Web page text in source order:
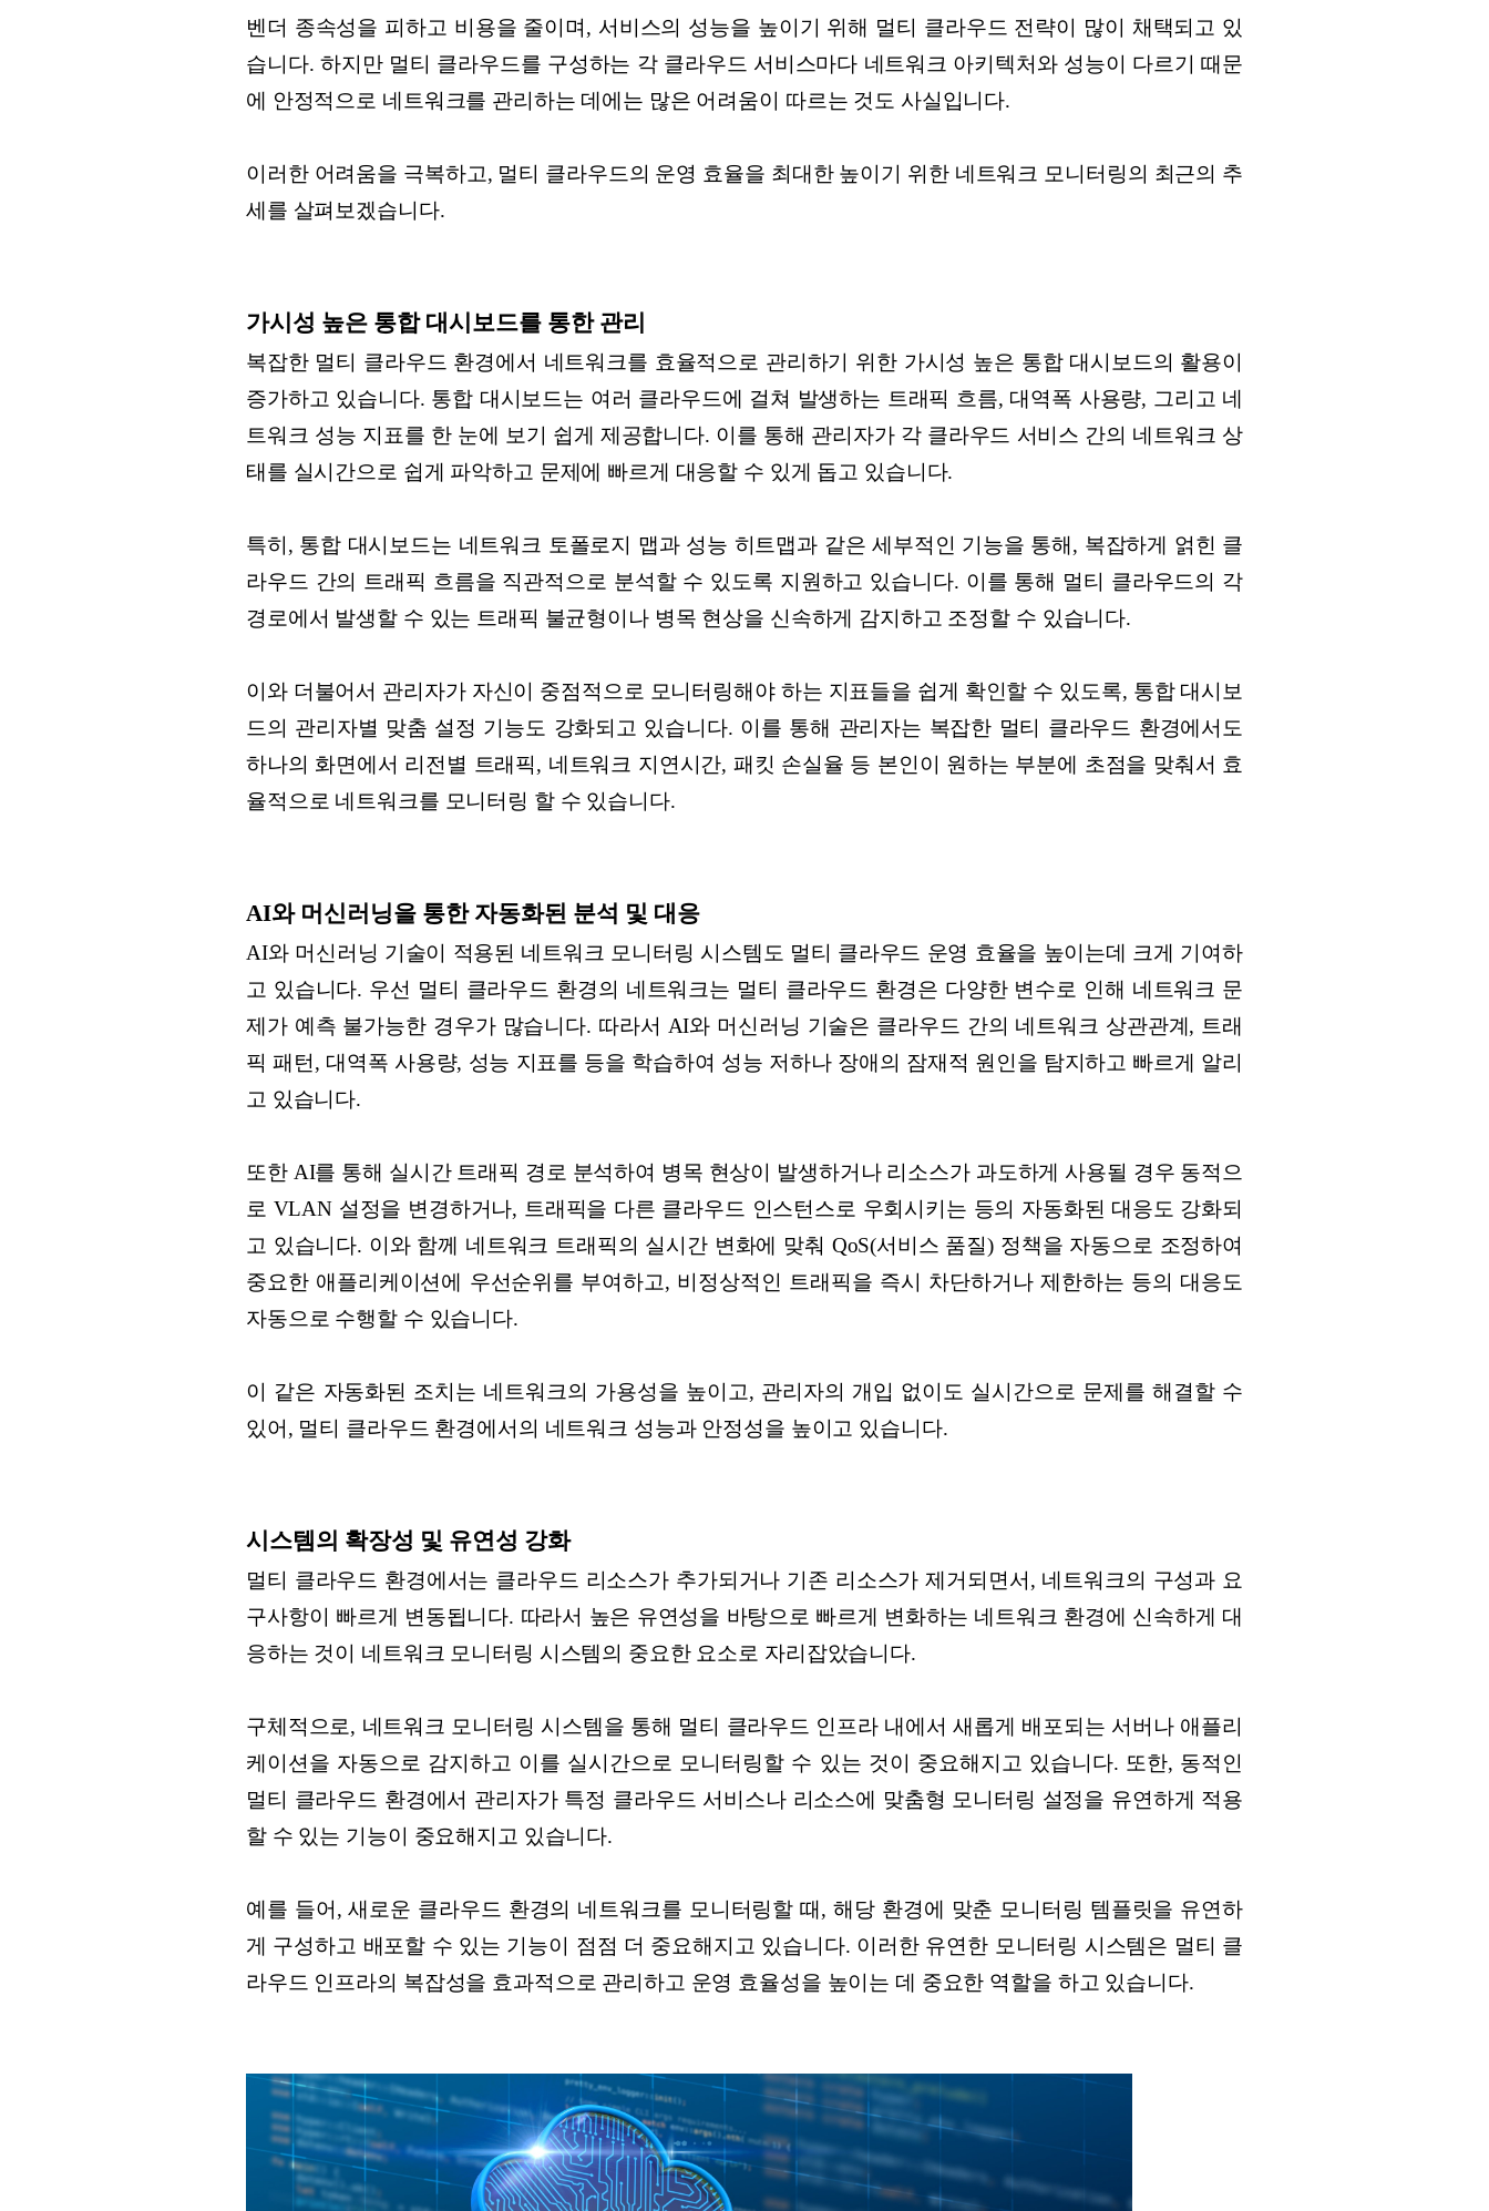
벤더 종속성을 피하고 비용을 줄이며, 서비스의 성능을 높이기 위해 멀티 클라우드 전략이 많이 채택되고 있
습니다. 하지만 멀티 클라우드를 구성하는 각 클라우드 서비스마다 네트워크 아키텍처와 성능이 다르기 때문
에 안정적으로 네트워크를 관리하는 데에는 많은 어려움이 따르는 것도 사실입니다.
이러한 어려움을 극복하고, 멀티 클라우드의 운영 효율을 최대한 높이기 위한 네트워크 모니터링의 최근의 추
세를 살펴보겠습니다.
가시성 높은 통합 대시보드를 통한 관리
복잡한 멀티 클라우드 환경에서 네트워크를 효율적으로 관리하기 위한 가시성 높은 통합 대시보드의 활용이
증가하고 있습니다. 통합 대시보드는 여러 클라우드에 걸쳐 발생하는 트래픽 흐름, 대역폭 사용량, 그리고 네
트워크 성능 지표를 한 눈에 보기 쉽게 제공합니다. 이를 통해 관리자가 각 클라우드 서비스 간의 네트워크 상
태를 실시간으로 쉽게 파악하고 문제에 빠르게 대응할 수 있게 돕고 있습니다.
특히, 통합 대시보드는 네트워크 토폴로지 맵과 성능 히트맵과 같은 세부적인 기능을 통해, 복잡하게 얽힌 클
라우드 간의 트래픽 흐름을 직관적으로 분석할 수 있도록 지원하고 있습니다. 이를 통해 멀티 클라우드의 각
경로에서 발생할 수 있는 트래픽 불균형이나 병목 현상을 신속하게 감지하고 조정할 수 있습니다.
이와 더불어서 관리자가 자신이 중점적으로 모니터링해야 하는 지표들을 쉽게 확인할 수 있도록, 통합 대시보
드의 관리자별 맞춤 설정 기능도 강화되고 있습니다. 이를 통해 관리자는 복잡한 멀티 클라우드 환경에서도
하나의 화면에서 리전별 트래픽, 네트워크 지연시간, 패킷 손실율 등 본인이 원하는 부분에 초점을 맞춰서 효
율적으로 네트워크를 모니터링 할 수 있습니다.
AI와 머신러닝을 통한 자동화된 분석 및 대응
AI와 머신러닝 기술이 적용된 네트워크 모니터링 시스템도 멀티 클라우드 운영 효율을 높이는데 크게 기여하
고 있습니다. 우선 멀티 클라우드 환경의 네트워크는 멀티 클라우드 환경은 다양한 변수로 인해 네트워크 문
제가 예측 불가능한 경우가 많습니다. 따라서 AI와 머신러닝 기술은 클라우드 간의 네트워크 상관관계, 트래
픽 패턴, 대역폭 사용량, 성능 지표를 등을 학습하여 성능 저하나 장애의 잠재적 원인을 탐지하고 빠르게 알리
고 있습니다.
또한 AI를 통해 실시간 트래픽 경로 분석하여 병목 현상이 발생하거나 리소스가 과도하게 사용될 경우 동적으
로 VLAN 설정을 변경하거나, 트래픽을 다른 클라우드 인스턴스로 우회시키는 등의 자동화된 대응도 강화되
고 있습니다. 이와 함께 네트워크 트래픽의 실시간 변화에 맞춰 QoS(서비스 품질) 정책을 자동으로 조정하여
중요한 애플리케이션에 우선순위를 부여하고, 비정상적인 트래픽을 즉시 차단하거나 제한하는 등의 대응도
자동으로 수행할 수 있습니다.
이 같은 자동화된 조치는 네트워크의 가용성을 높이고, 관리자의 개입 없이도 실시간으로 문제를 해결할 수
있어, 멀티 클라우드 환경에서의 네트워크 성능과 안정성을 높이고 있습니다.
시스템의 확장성 및 유연성 강화
멀티 클라우드 환경에서는 클라우드 리소스가 추가되거나 기존 리소스가 제거되면서, 네트워크의 구성과 요
구사항이 빠르게 변동됩니다. 따라서 높은 유연성을 바탕으로 빠르게 변화하는 네트워크 환경에 신속하게 대
응하는 것이 네트워크 모니터링 시스템의 중요한 요소로 자리잡았습니다.
구체적으로, 네트워크 모니터링 시스템을 통해 멀티 클라우드 인프라 내에서 새롭게 배포되는 서버나 애플리
케이션을 자동으로 감지하고 이를 실시간으로 모니터링할 수 있는 것이 중요해지고 있습니다. 또한, 동적인
멀티 클라우드 환경에서 관리자가 특정 클라우드 서비스나 리소스에 맞춤형 모니터링 설정을 유연하게 적용
할 수 있는 기능이 중요해지고 있습니다.
예를 들어, 새로운 클라우드 환경의 네트워크를 모니터링할 때, 해당 환경에 맞춘 모니터링 템플릿을 유연하
게 구성하고 배포할 수 있는 기능이 점점 더 중요해지고 있습니다. 이러한 유연한 모니터링 시스템은 멀티 클
라우드 인프라의 복잡성을 효과적으로 관리하고 운영 효율성을 높이는 데 중요한 역할을 하고 있습니다.